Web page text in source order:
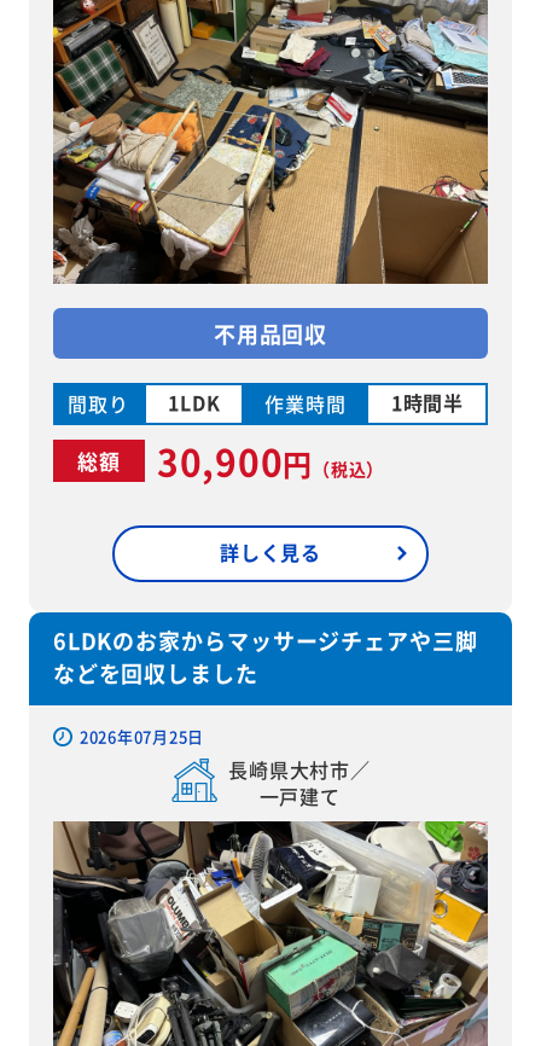
不用品回収
間取り 1LDK 作業時間 1時間半
総額 30,900円 （税込）
詳しく見る
6LDKのお家からマッサージチェアや三脚
などを回収しました
2026年07月25日
長崎県大村市／
一戸建て